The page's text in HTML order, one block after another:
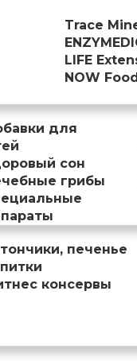
Trace
LIFE
NOW
для
сон
грибы
печенье
консервы